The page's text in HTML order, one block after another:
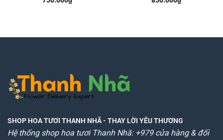
SHOP HOA TƯƠI THANH NHÃ- THAY LỜI YÊU THƯƠNG
Hệ thống shop hoa tươi Thanh Nhã: +979 cửa hàng & đối